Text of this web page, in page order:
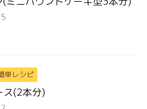
単レシピ
ス(2本分)